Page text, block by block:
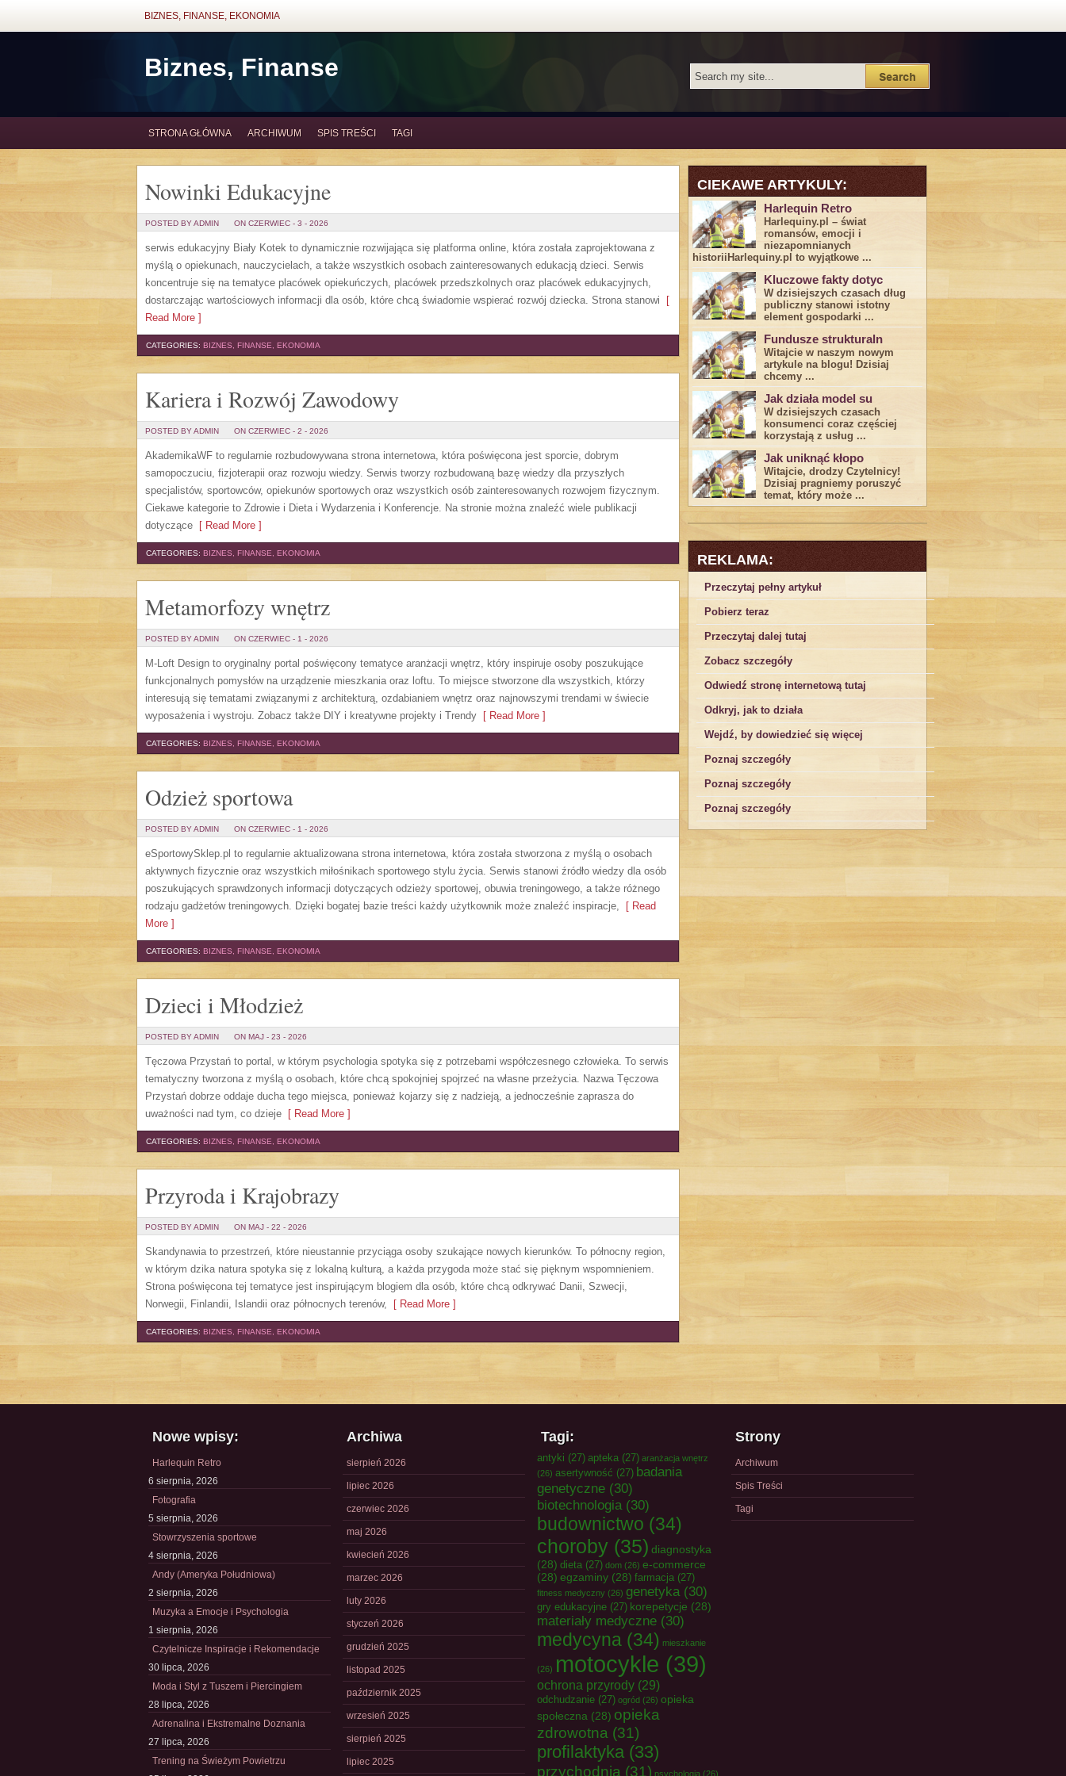
BIZNES, FINANSE, EKONOMIA
Biznes, Finanse
STRONA GŁÓWNA ARCHIWUM SPIS TREŚCI TAGI
Nowinki Edukacyjne
POSTED BY ADMIN ON CZERWIEC - 3 - 2026
serwis edukacyjny Biały Kotek to dynamicznie rozwijająca się platforma online, która została zaprojektowana z
myślą o opiekunach, nauczycielach, a także wszystkich osobach zainteresowanych edukacją dzieci. Serwis
koncentruje się na tematyce placówek opiekuńczych, placówek przedszkolnych oraz placówek edukacyjnych,
dostarczając wartościowych informacji dla osób, które chcą świadomie wspierać rozwój dziecka. Strona stanowi [
Read More ]
CATEGORIES: BIZNES, FINANSE, EKONOMIA
Kariera i Rozwój Zawodowy
POSTED BY ADMIN ON CZERWIEC - 2 - 2026
AkademikaWF to regularnie rozbudowywana strona internetowa, która poświęcona jest sporcie, dobrym
samopoczuciu, fizjoterapii oraz rozwoju wiedzy. Serwis tworzy rozbudowaną bazę wiedzy dla przyszłych
specjalistów, sportowców, opiekunów sportowych oraz wszystkich osób zainteresowanych rozwojem fizycznym.
Ciekawe kategorie to Zdrowie i Dieta i Wydarzenia i Konferencje. Na stronie można znaleźć wiele publikacji
dotyczące [ Read More ]
CATEGORIES: BIZNES, FINANSE, EKONOMIA
Metamorfozy wnętrz
POSTED BY ADMIN ON CZERWIEC - 1 - 2026
M-Loft Design to oryginalny portal poświęcony tematyce aranżacji wnętrz, który inspiruje osoby poszukujące
funkcjonalnych pomysłów na urządzenie mieszkania oraz loftu. To miejsce stworzone dla wszystkich, którzy
interesują się tematami związanymi z architekturą, ozdabianiem wnętrz oraz najnowszymi trendami w świecie
wyposażenia i wystroju. Zobacz także DIY i kreatywne projekty i Trendy [ Read More ]
CATEGORIES: BIZNES, FINANSE, EKONOMIA
Odzież sportowa
POSTED BY ADMIN ON CZERWIEC - 1 - 2026
eSportowySklep.pl to regularnie aktualizowana strona internetowa, która została stworzona z myślą o osobach
aktywnych fizycznie oraz wszystkich miłośnikach sportowego stylu życia. Serwis stanowi źródło wiedzy dla osób
poszukujących sprawdzonych informacji dotyczących odzieży sportowej, obuwia treningowego, a także różnego
rodzaju gadżetów treningowych. Dzięki bogatej bazie treści każdy użytkownik może znaleźć inspiracje, [ Read
More ]
CATEGORIES: BIZNES, FINANSE, EKONOMIA
Dzieci i Młodzież
POSTED BY ADMIN ON MAJ - 23 - 2026
Tęczowa Przystań to portal, w którym psychologia spotyka się z potrzebami współczesnego człowieka. To serwis
tematyczny tworzona z myślą o osobach, które chcą spokojniej spojrzeć na własne przeżycia. Nazwa Tęczowa
Przystań dobrze oddaje ducha tego miejsca, ponieważ kojarzy się z nadzieją, a jednocześnie zaprasza do
uważności nad tym, co dzieje [ Read More ]
CATEGORIES: BIZNES, FINANSE, EKONOMIA
Przyroda i Krajobrazy
POSTED BY ADMIN ON MAJ - 22 - 2026
Skandynawia to przestrzeń, które nieustannie przyciąga osoby szukające nowych kierunków. To północny region,
w którym dzika natura spotyka się z lokalną kulturą, a każda przygoda może stać się pięknym wspomnieniem.
Strona poświęcona tej tematyce jest inspirującym blogiem dla osób, które chcą odkrywać Danii, Szwecji,
Norwegii, Finlandii, Islandii oraz północnych terenów, [ Read More ]
CATEGORIES: BIZNES, FINANSE, EKONOMIA
CIEKAWE ARTYKULY:
Harlequin Retro
Harlequiny.pl – świat
romansów, emocji i
niezapomnianych
historiiHarlequiny.pl to wyjątkowe ...
Kluczowe fakty dotyc
W dzisiejszych czasach dług
publiczny stanowi istotny
element gospodarki ...
Fundusze strukturaln
Witajcie w naszym nowym
artykule na blogu! Dzisiaj
chcemy ...
Jak działa model su
W dzisiejszych czasach
konsumenci ‌coraz częściej
korzystają z usług⁤ ...
Jak uniknąć kłopo
Witajcie, drodzy Czytelnicy!
Dzisiaj pragniemy poruszyć
temat, który może ...
REKLAMA:
Przeczytaj pełny artykuł
Pobierz teraz
Przeczytaj dalej tutaj
Zobacz szczegóły
Odwiedź stronę internetową tutaj
Odkryj, jak to działa
Wejdź, by dowiedzieć się więcej
Poznaj szczegóły
Poznaj szczegóły
Poznaj szczegóły
Nowe wpisy:
Harlequin Retro
6 sierpnia, 2026
Fotografia
5 sierpnia, 2026
Stowrzyszenia sportowe
4 sierpnia, 2026
Andy (Ameryka Południowa)
2 sierpnia, 2026
Muzyka a Emocje i Psychologia
1 sierpnia, 2026
Czytelnicze Inspiracje i Rekomendacje
30 lipca, 2026
Moda i Styl z Tuszem i Piercingiem
28 lipca, 2026
Adrenalina i Ekstremalne Doznania
27 lipca, 2026
Trening na Świeżym Powietrzu
Archiwa
sierpień 2026
lipiec 2026
czerwiec 2026
maj 2026
kwiecień 2026
marzec 2026
luty 2026
styczeń 2026
grudzień 2025
listopad 2025
październik 2025
wrzesień 2025
sierpień 2025
lipiec 2025
Tagi:
antyki (27) apteka (27) aranżacja wnętrz
(26) asertywność (27) badania
genetyczne (30)
biotechnologia(30)
budownictwo (34)
choroby (35) diagnostyka
(28) dieta (27) dom (26) e-commerce
(28) egzaminy (28) farmacja (27)
fitness medyczny (26) genetyka(30)
gry edukacyjne (27) korepetycje (28)
materiały medyczne (30)
medycyna (34) mieszkanie
(26) motocykle (39)
ochrona przyrody (29)
odchudzanie (27) ogród (26) opieka
społeczna (28) opieka
zdrowotna (31)
profilaktyka (33)
przychodnia (31) psychologia (26)
Strony
Archiwum
Spis Treści
Tagi